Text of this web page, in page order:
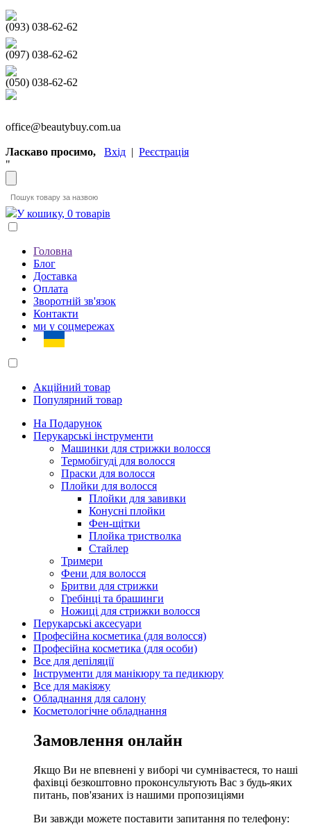
(093) 038-62-62
(097) 038-62-62
(050) 038-62-62
office@beautybuy.com.ua
Ласкаво просимо, Вхід | Реєстрація
"
У кошику, 0 товарів
Головна
Блог
Доставка
Оплата
Зворотній зв'язок
Контакти
ми у соцмережах
Акційний товар
Популярний товар
На Подарунок
Перукарські інструменти
Машинки для стрижки волосся
Термобігуді для волосся
Праски для волосся
Плойки для волосся
Плойки для завивки
Конусні плойки
Фен-щітки
Плойка тристволка
Стайлер
Тримери
Фени для волосся
Бритви для стрижки
Гребінці та брашинги
Ножиці для стрижки волосся
Перукарські аксесуари
Професійна косметика (для волосся)
Професійна косметика (для особи)
Все для депіляції
Інструменти для манікюру та педикюру
Все для макіяжу
Обладнання для салону
Косметологічне обладнання
Замовлення онлайн
Якщо Ви не впевнені у виборі чи сумніваєтеся, то наші
фахівці безкоштовно проконсультують Вас з будь-яких
питань, пов'язаних із нашими пропозиціями
Ви завжди можете поставити запитання по телефону: